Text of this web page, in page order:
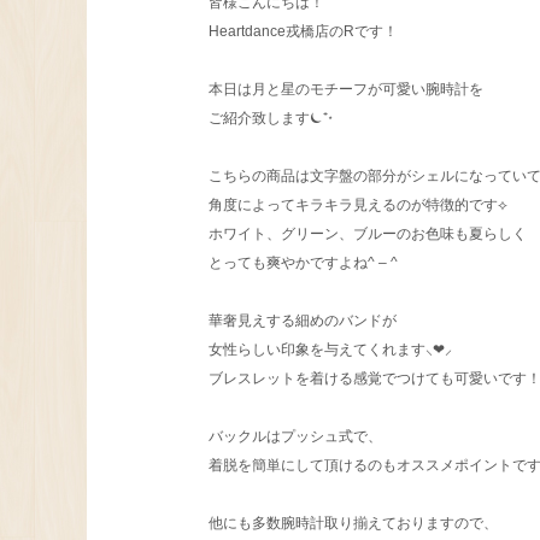
Heartdance戎橋店のRです！
本日は月と星のモチーフが可愛い腕時計を
ご紹介致します⏾⁺⋆
こちらの商品は文字盤の部分がシェルになっていて
角度によってキラキラ見えるのが特徴的です⟡
ホワイト、グリーン、ブルーのお色味も夏らしく
とっても爽やかですよね^ – ^
華奢見えする細めのバンドが
女性らしい印象を与えてくれます⸜❤︎⸝
ブレスレットを着ける感覚でつけても可愛いです！
バックルはプッシュ式で、
着脱を簡単にして頂けるのもオススメポイントで
他にも多数腕時計取り揃えておりますので、